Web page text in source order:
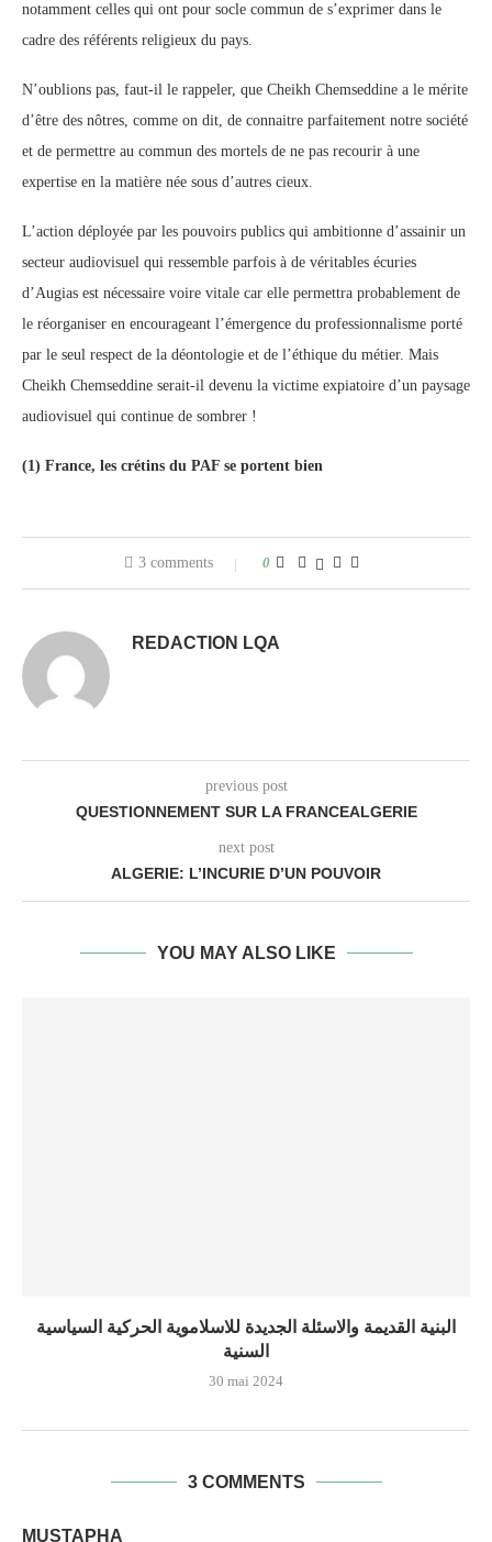
notamment celles qui ont pour socle commun de s’exprimer dans le
cadre des référents religieux du pays.
N’oublions pas, faut-il le rappeler, que Cheikh Chemseddine a le mérite
d’être des nôtres, comme on dit, de connaitre parfaitement notre société
et de permettre au commun des mortels de ne pas recourir à une
expertise en la matière née sous d’autres cieux.
L’action déployée par les pouvoirs publics qui ambitionne d’assainir un
secteur audiovisuel qui ressemble parfois à de véritables écuries
d’Augias est nécessaire voire vitale car elle permettra probablement de
le réorganiser en encourageant l’émergence du professionnalisme porté
par le seul respect de la déontologie et de l’éthique du métier. Mais
Cheikh Chemseddine serait-il devenu la victime expiatoire d’un paysage
audiovisuel qui continue de sombrer !
(1) France, les crétins du PAF se portent bien
3 comments 0
REDACTION LQA
previous post
QUESTIONNEMENT SUR LA FRANCEALGERIE
next post
ALGERIE: L’INCURIE D’UN POUVOIR
YOU MAY ALSO LIKE
البنية القديمة والاسئلة الجديدة للاسلاموية الحركية السياسية
السنية
30 mai 2024
3 COMMENTS
MUSTAPHA